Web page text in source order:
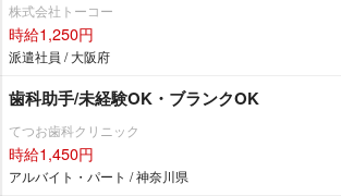
株式会社トーコー
時給1,250円
派遣社員 / 大阪府
歯科助手/未経験OK・ブランクOK
てつお歯科クリニック
時給1,450円
アルバイト・パート / 神奈川県